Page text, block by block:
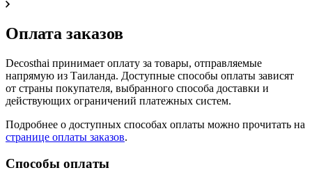
Оплата заказов
Decosthai принимает оплату за товары, отправляемые
напрямую из Таиланда. Доступные способы оплаты зависят
от страны покупателя, выбранного способа доставки и
действующих ограничений платежных систем.
Подробнее о доступных способах оплаты можно прочитать на
странице оплаты заказов.
Способы оплаты